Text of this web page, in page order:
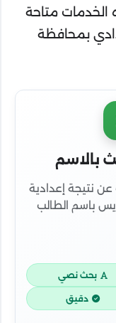
الخدمات متاحة
بمحافظة
بالاسم
عن نتيجة إعدادية
باسم الطالب
بحث نصي
دقيق